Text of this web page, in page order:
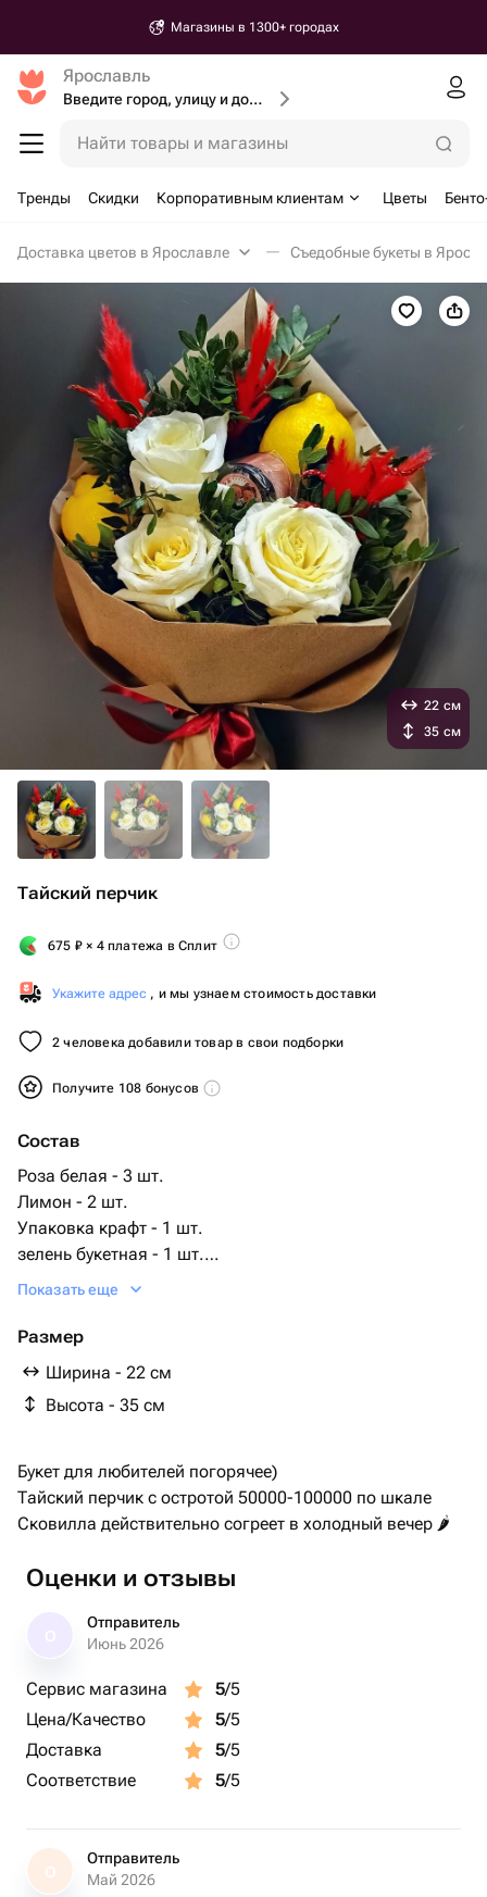
Магазины в 1300+ городах
Ярославль
Введите город, улицу и дом доставки
Найти товары и магазины
Тренды Скидки Корпоративным клиентам Цветы
Доставка цветов в Ярославле Съедобные букеты в
Тайский перчик
675 ₽ × 4 платежа в Сплит
Укажите адрес , и мы узнаем стоимость доставки
2 человека добавили товар в свои подборки
Получите 108 бонусов
Состав
Роза белая - 3 шт.
Лимон - 2 шт.
Упаковка крафт - 1 шт.
зелень букетная - 1 шт.
медовый мусс с клубникой - 1 шт.
тайский перец - 5 шт.
Показать еще
Размер
Ширина - 22 см
Высота - 35 см
22 см
35 см
Букет для любителей погорячее)
Тайский перчик с остротой 50000-100000 по шкале
Сковилла действительно согреет в холодный вечер 🌶️
Оценки и отзывы
Отправитель
Июнь 2026
Сервис магазина 5/5
Цена/Качество
5/5
Доставка
5/5
Соответствие
5/5
О
Отправитель
Май 2026